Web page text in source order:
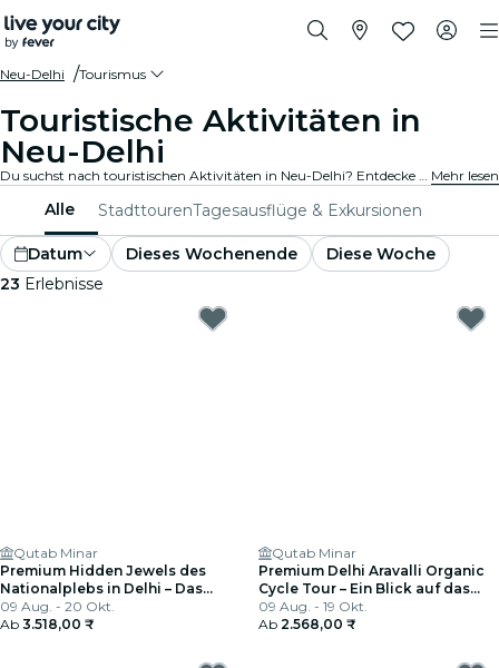
Neu-Delhi Tourismus
Touristische Aktivitäten in
Neu-Delhi
Du suchst nach touristischen Aktivitäten in Neu-Delhi? Entdecke Neu-Delhi – mach dich bereit für ein Abenteuer nach dem anderen mit diesen spannenden Erlebnissen, die speziell für Touristen entwickelt wurden. Erlebe das Beste von Neu-Delhi ! Mehr lesen
Alle StadttourenTagesausflüge & Exkursionen
Datum Dieses Wochenende
Diese Woche
23 Erlebnisse
Qutab Minar
Premium Hidden Jewels des
Nationalplebs in Delhi – Das
erste Kapitel Delhis
09 Aug. - 20 Okt.
Ab 3.518,00 ₹
Qutab Minar
Premium Delhi Aravalli Organic
Cycle Tour – Ein Blick auf das
reale und ländliche Indien
09 Aug. - 19 Okt.
Ab 2.568,00 ₹